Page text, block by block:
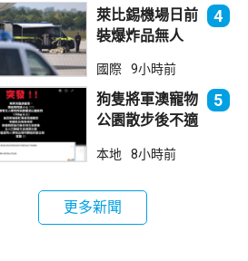
萊比錫機場日前
裝爆炸品無人
發現再踢落
4
國際 9小時前
狗隻將軍澳寵物
公園散步後不適
跟進
5
本地 8小時前
更多新聞